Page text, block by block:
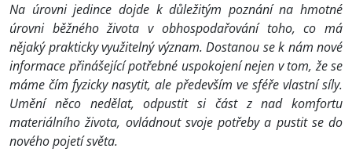
Na úrovni jedince dojde k důležitým poznání na hmotné
úrovni běžného života v obhospodařování toho, co má
nějaký prakticky využitelný význam. Dostanou se k nám nové
informace přinášející potřebné uspokojení nejen v tom, že se
máme čím fyzicky nasytit, ale především ve sféře vlastní síly.
Umění něco nedělat, odpustit si část z nad komfortu
materiálního života, ovládnout svoje potřeby a pustit se do
nového pojetí světa.